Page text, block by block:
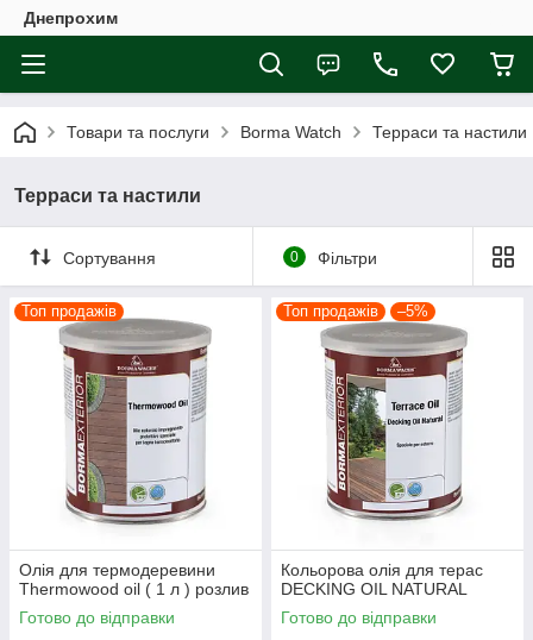
Днепрохим
Товари та послуги Borma Watch Терраси та настили
Терраси та настили
Сортування 0 Фільтри
Топ продажів
Олія для термодеревини
Thermowood oil ( 1 л ) розлив
Готово до відправки
Топ продажів –5%
Кольорова олія для терас
DECKING OIL NATURAL
Готово до відправки